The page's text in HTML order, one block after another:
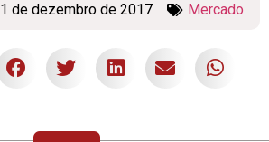
1 de dezembro de 2017 Mercado